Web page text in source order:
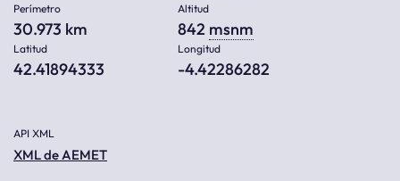
Perímetro
30.973 km
Altitud
842 msnm
Latitud
42.41894333
Longitud
-4.42286282
API XML
XML de AEMET